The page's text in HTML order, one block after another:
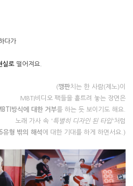
다가
실로 떨어져요.
(깽판치는 한 사람(제노)이
MBTI비디오 팩들을 흩트려 놓는 장면은
방식에 대한 거부를 하는 듯 보이기도 해요.
노래 가사 속 ' 특별히 디자인 된 타입'처럼
유형 밖의 해석에 대한 기대를 하게 하면서요.)